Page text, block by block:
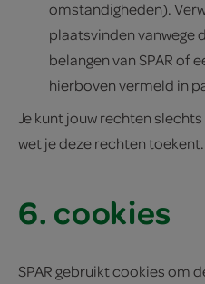
omstandigheden).
plaatsvinden vanwege
belangen van SPAR of
hierboven vermeld in
Je kunt jouw rechten
wet je deze rechten toekent.
6. cookies
SPAR gebruikt cookies om